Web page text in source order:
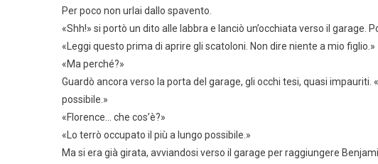
Per poco non urlai dallo spavento.
«Shh!» si portò un dito alle labbra e lanciò un’occhiata verso il garage.
«Leggi questo prima di aprire gli scatoloni. Non dire niente a mio figlio.»
«Ma perché?»
Guardò ancora verso la porta del garage, gli occhi tesi, quasi impauriti.
possibile.»
«Florence… che cos’è?»
«Lo terrò occupato il più a lungo possibile.»
Ma si era già girata, avviandosi verso il garage per raggiungere